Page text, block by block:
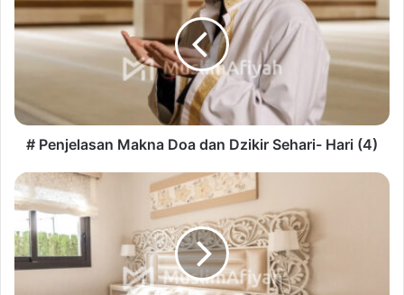
# Penjelasan Makna Doa dan Dzikir Sehari- Hari (4)